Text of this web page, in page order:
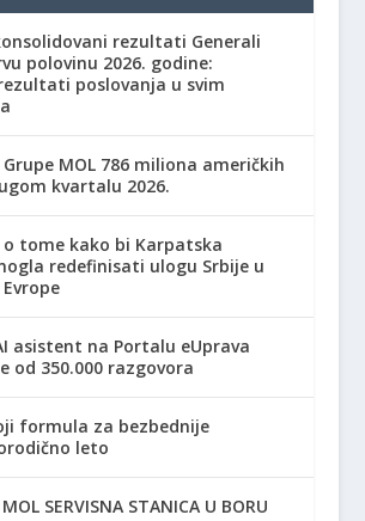
rezultati Generali
polovinu 2026. godine:
poslovanja u svim
MOL 786 miliona američkih
kvartalu 2026.
o tome kako bi Karpatska
redefinisati ulogu Srbije u
asistent na Portalu eUprava
od 350.000 razgovora
formula za bezbednije
leto
SERVISNA STANICA U BORU